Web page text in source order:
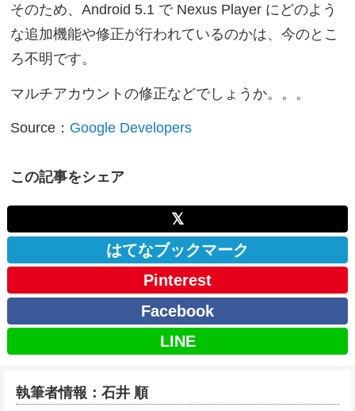
そのため、Android 5.1 で Nexus Player にどのよう
な追加機能や修正が行われているのかは、今のとこ
ろ不明です。
マルチアカウントの修正などでしょうか。。。
Source： Google Developers
この記事をシェア
𝕏
はてなブックマーク
Pinterest
Facebook
LINE
執筆者情報：石井 順